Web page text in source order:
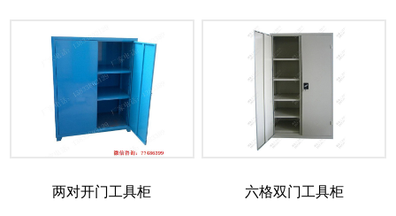
两对开门工具柜 六格双门工具柜